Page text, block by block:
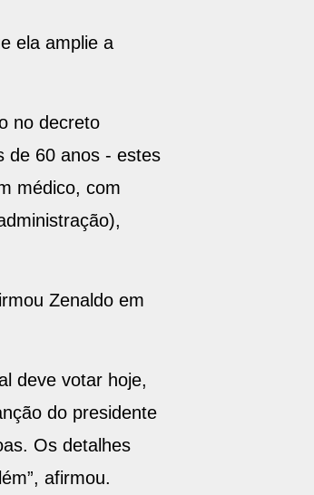
ela amplie a
no decreto
de 60 anos - estes
médico, com
Zenaldo em
deve votar hoje,
do presidente
Os detalhes
afirmou.